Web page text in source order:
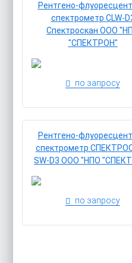
Рентгено-
спектрометр CLW-
Спектроскан ООО
"СПЕКТРОН"
по запросу
Рентгено-
спектрометр
SW-D3 ООО "НПО
по запросу